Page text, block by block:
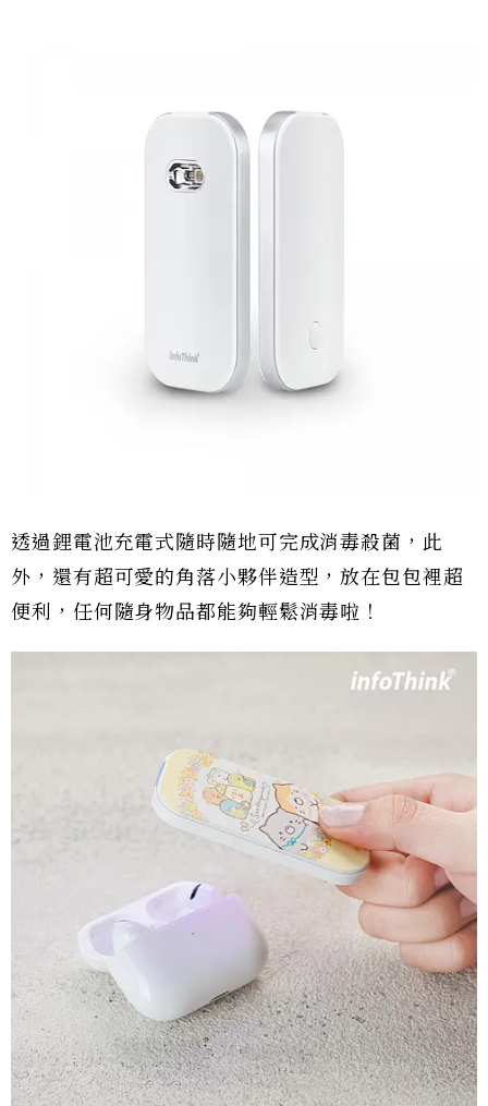
透過鋰電池充電式隨時隨地可完成消毒殺菌，此
外，還有超可愛的角落小夥伴造型，放在包包裡超
便利，任何隨身物品都能夠輕鬆消毒啦！